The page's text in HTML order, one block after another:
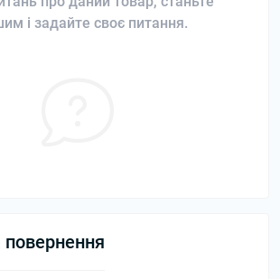
і задайте своє питання.
повернення